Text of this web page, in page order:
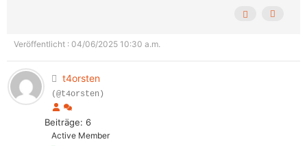
Veröffentlicht : 04/06/2025 10:30 a.m.
t4orsten
(@t4orsten)
Beiträge: 6
Active Member